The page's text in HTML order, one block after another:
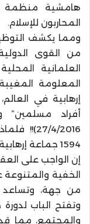
هامشية منظمة
المحاربون للإسلام.
ومما يكشف
من القوى
العلمانية
أفراد مسلمين”
27/4/
1594 جماعة إرهابية غير مسلمة!!
إن الواجب على
الخفية
من جهة،
وتفتح الباب
والمجتمع، مما